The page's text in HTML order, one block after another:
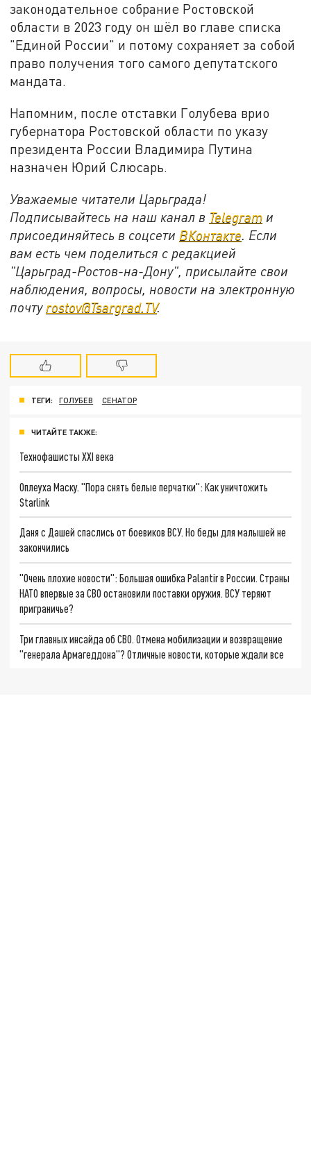
законодательное собрание Ростовской
области в 2023 году он шёл во главе списка
"Единой России" и потому сохраняет за собой
право получения того самого депутатского
мандата.
Напомним, после отставки Голубева врио
губернатора Ростовской области по указу
президента России Владимира Путина
назначен Юрий Слюсарь.
Уважаемые читатели Царьграда!
Подписывайтесь на наш канал в Telegram и
присоединяйтесь в соцсети ВКонтакте . Если
вам есть чем поделиться с редакцией
"Царьград-Ростов-на-Дону", присылайте свои
наблюдения, вопросы, новости на электронную
почту rostov@Tsargrad.ТV.
ТЕГИ: ГОЛУБЕВ СЕНАТОР
ЧИТАЙТЕ ТАКЖЕ:
Технофашисты XXI века
Оплеуха Маску. "Пора снять белые перчатки": Как уничтожить
Starlink
Даня с Дашей спаслись от боевиков ВСУ. Но беды для малышей не
закончились
"Очень плохие новости": Большая ошибка Palantir в России. Страны
НАТО впервые за СВО остановили поставки оружия. ВСУ теряют
приграничье?
Три главных инсайда об СВО. Отмена мобилизации и возвращение
"генерала Армагеддона"? Отличные новости, которые ждали все